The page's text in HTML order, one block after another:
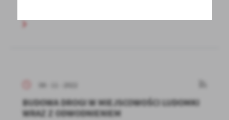
08 - 11 - 2022
BUDOWA DROGI W MIEJSCOWOŚCI LUDOMKI
WRAZ Z ODWODNIENIEM